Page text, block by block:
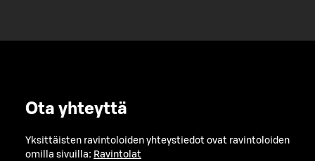
Ota yhteyttä
Yksittäisten ravintoloiden yhteystiedot ovat ravintoloiden
omilla sivuilla: Ravintolat